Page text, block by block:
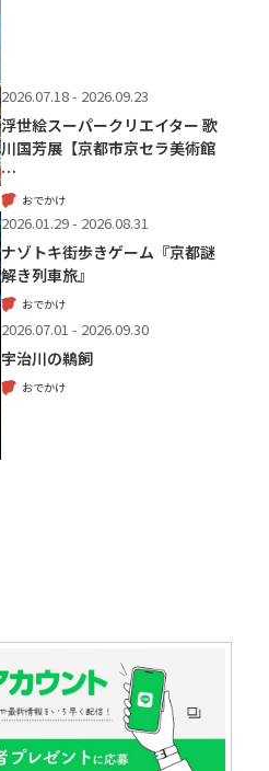
2026.07.18 - 2026.09.23
浮世絵スーパークリエイター 歌
川国芳展【京都市京セラ美術館
…
おでかけ
2026.01.29 - 2026.08.31
ナゾトキ街歩きゲーム『京都謎
解き列車旅』
おでかけ
2026.07.01 - 2026.09.30
宇治川の鵜飼
おでかけ